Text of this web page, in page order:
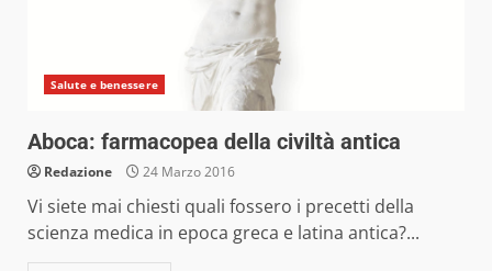
Salute e benessere
Aboca: farmacopea della civiltà antica
Redazione 24 Marzo 2016
Vi siete mai chiesti quali fossero i precetti della
scienza medica in epoca greca e latina antica?...